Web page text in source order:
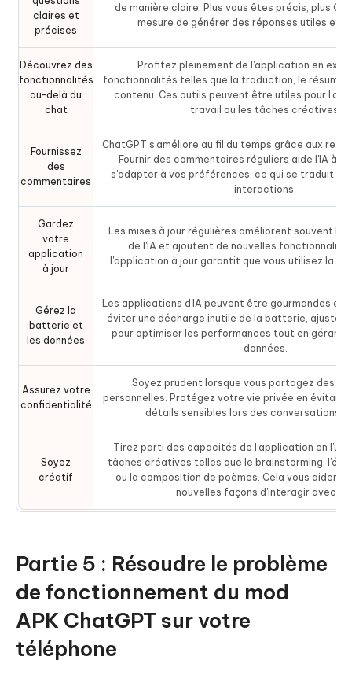
claires et
précises
de manière claire. Plus vous êtes précis, plus
mesure de générer des réponses utiles et
Découvrez des
fonctionnalités
au-delà du
chat
Profitez pleinement de l'application en
fonctionnalités telles que la traduction, le résumé
contenu. Ces outils peuvent être utiles pour
travail ou les tâches créatives.
Fournissez
des
commentaires
ChatGPT s'améliore au fil du temps grâce aux
Fournir des commentaires réguliers aide l'IA à
s'adapter à vos préférences, ce qui se traduit
interactions.
Gardez
votre
application
à jour
Les mises à jour régulières améliorent souvent
de l'IA et ajoutent de nouvelles
l'application à jour garantit que vous utilisez la
Gérez la
batterie et
les données
Les applications d'IA peuvent être gourmandes en
éviter une décharge inutile de la batterie, ajustez
pour optimiser les performances tout en gérant
données.
Assurez votre
confidentialité
Soyez prudent lorsque vous partagez des
personnelles. Protégez votre vie privée en évitant
détails sensibles lors des conversations
Soyez
créatif
Tirez parti des capacités de l'application en
tâches créatives telles que le brainstorming,
ou la composition de poèmes. Cela vous aidera
nouvelles façons d'interagir avec
Partie 5 : Résoudre le problème
de fonctionnement du mod
APK ChatGPT sur votre
téléphone